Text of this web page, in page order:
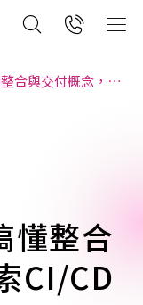
探索CI/CD的4大核心優勢！
懂整合
CI/CD